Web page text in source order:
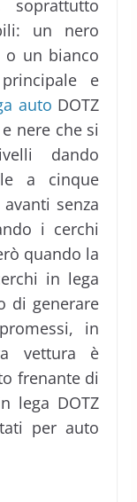
soprattutto
un nero
o un bianco
e
auto DOTZ
nere che si
dando
a cinque
senza
i cerchi
quando la
in lega
di generare
in
vettura è
frenante di
lega DOTZ
per auto